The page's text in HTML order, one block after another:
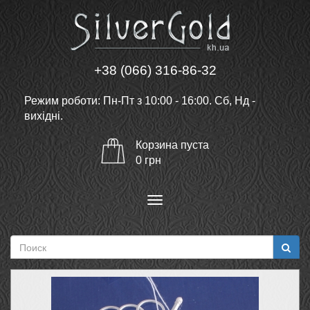
+38 (066) 316-86-32
Режим роботи: Пн-Пт з 10:00 - 16:00. Сб, Нд -
вихідні.
Корзина пуста
0 грн
Меню